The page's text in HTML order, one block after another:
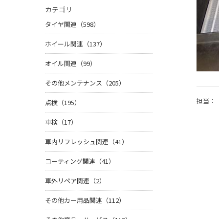
担当
カテゴリ
タイヤ関連（598）
ホイール関連（137）
オイル関連（99）
その他メンテナンス（205）
点検（195）
車検（17）
車内リフレッシュ関連（41）
コーティング関連（41）
車外リペア関連（2）
その他カー用品関連（112）